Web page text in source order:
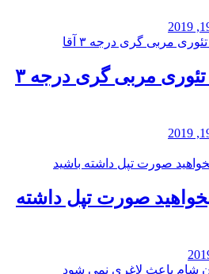
کلاس تئوری مربی گری درجه ۳
صورت تپل داشته